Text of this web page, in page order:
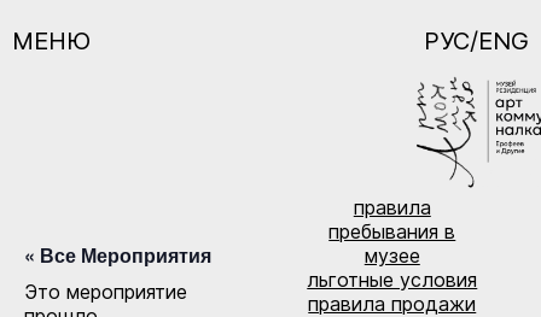
МЕНЮ РУС/ENG
« Все Мероприятия
Это мероприятие
правила
пребывания в
музее
льготные условия
правила продажи